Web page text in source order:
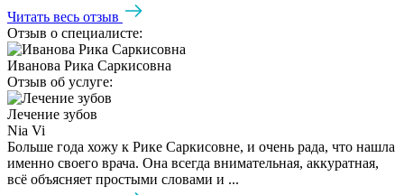
Читать весь отзыв
Отзыв о специалисте:
Иванова Рика Саркисовна
Отзыв об услуге:
Лечение зубов
Nia Vi
Больше года хожу к Рике Саркисовне, и очень рада, что нашла
именно своего врача. Она всегда внимательная, аккуратная,
всё объясняет простыми словами и ...